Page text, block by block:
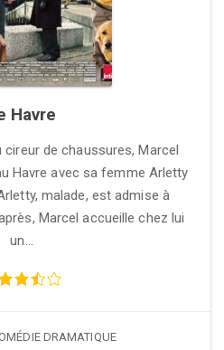
Havre
cireur de chaussures, Marcel
Havre avec sa femme Arletty
malade, est admise à
Marcel accueille chez lui
un…
DRAMATIQUE